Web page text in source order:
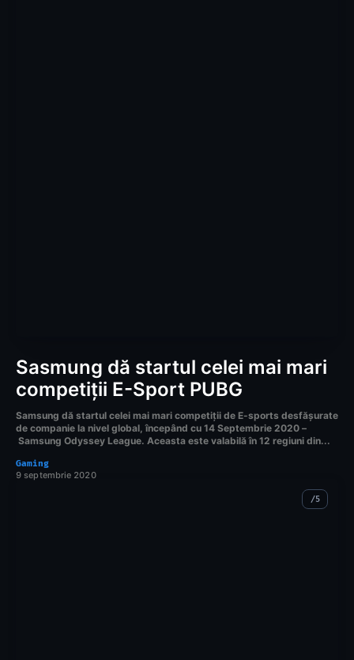
Sasmung dă startul celei mai mari
competiții E-Sport PUBG
Samsung dă startul celei mai mari competiții de E-sports desfășurate
de companie la nivel global, începând cu 14 Septembrie 2020 –
Samsung Odyssey League. Aceasta este valabilă în 12 regiuni din...
Gaming
9 septembrie 2020